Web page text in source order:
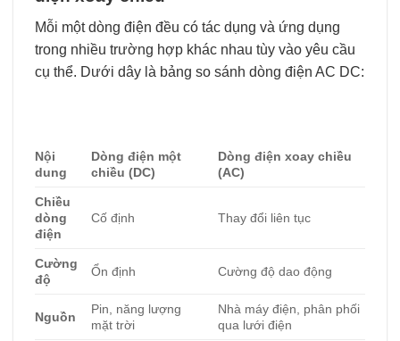
Mỗi một dòng điện đều có tác dụng và ứng dụng
trong nhiều trường hợp khác nhau tùy vào yêu cầu
cụ thể. Dưới dây là bảng so sánh dòng điện AC DC:
Nội
dung
Dòng điện một
chiều (DC)
Dòng điện xoay chiều
(AC)
Chiều
dòng
điện
Cố định Thay đổi liên tục
Cường
độ
Ổn định Cường độ dao động
Nguồn
Pin, năng lượng
mặt trời
Nhà máy điện, phân phối
qua lưới điện